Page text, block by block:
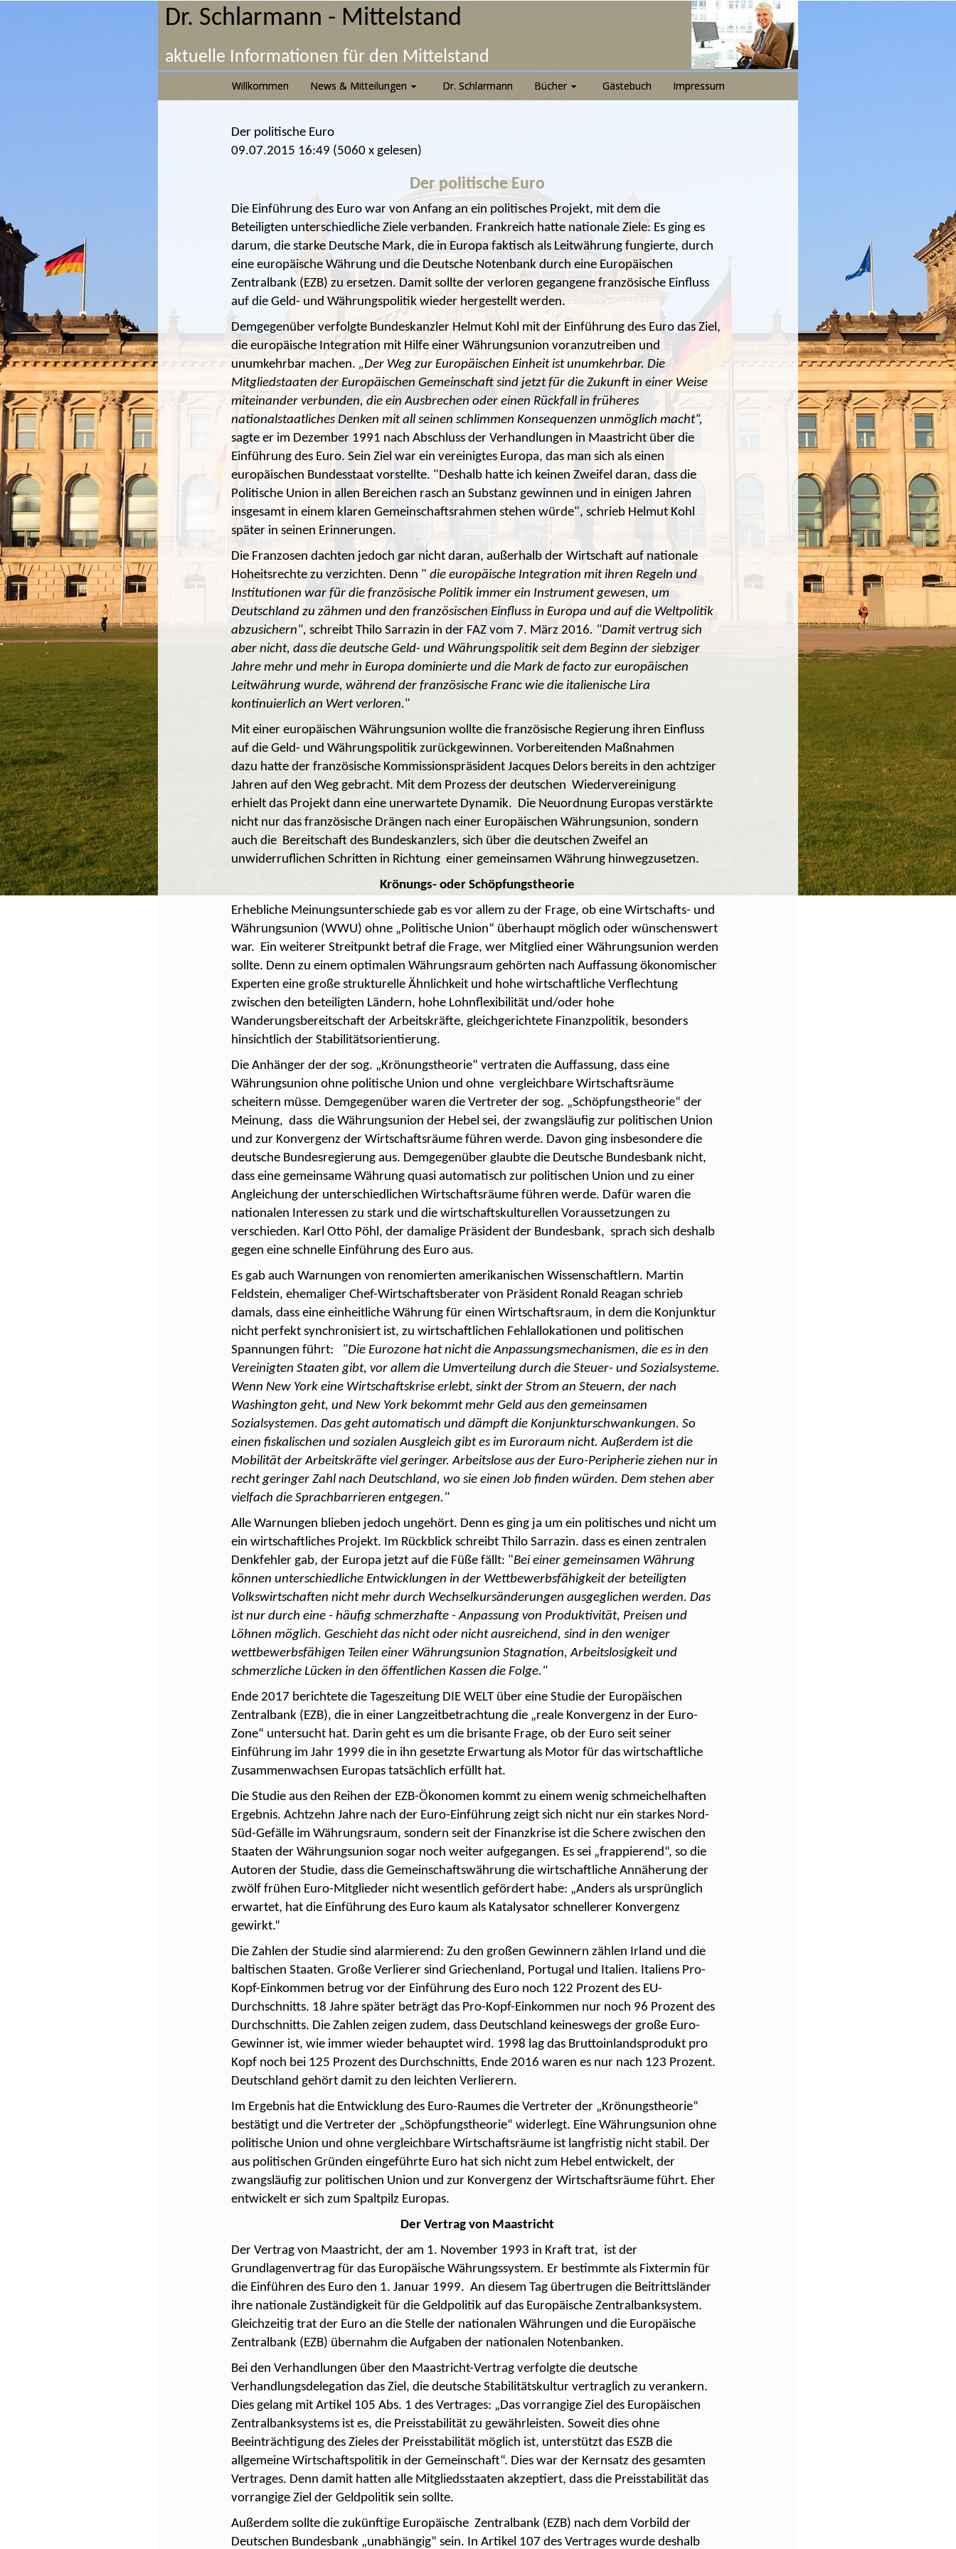
Dr. Schlarmann - Mittelstand
aktuelle Informationen für den Mittelstand
Willkommen News & Mitteilungen Dr. Schlarmann Bücher Gästebuch Impressum
Der politische Euro
09.07.2015 16:49 (5060 x gelesen)
Der politische Euro
Die Einführung des Euro war von Anfang an ein politisches Projekt, mit dem die
Beteiligten unterschiedliche Ziele verbanden. Frankreich hatte nationale Ziele: Es ging es
darum, die starke Deutsche Mark, die in Europa faktisch als Leitwährung fungierte, durch
eine europäische Währung und die Deutsche Notenbank durch eine Europäischen
Zentralbank (EZB) zu ersetzen. Damit sollte der verloren gegangene französische Einfluss
auf die Geld- und Währungspolitik wieder hergestellt werden.
Demgegenüber verfolgte Bundeskanzler Helmut Kohl mit der Einführung des Euro das Ziel,
die europäische Integration mit Hilfe einer Währungsunion voranzutreiben und
unumkehrbar machen. „Der Weg zur Europäischen Einheit ist unumkehrbar. Die
Mitgliedstaaten der Europäischen Gemeinschaft sind jetzt für die Zukunft in einer Weise
miteinander verbunden, die ein Ausbrechen oder einen Rückfall in früheres
nationalstaatliches Denken mit all seinen schlimmen Konsequenzen unmöglich macht“,
sagte er im Dezember 1991 nach Abschluss der Verhandlungen in Maastricht über die
Einführung des Euro. Sein Ziel war ein vereinigtes Europa, das man sich als einen
europäischen Bundesstaat vorstellte. "Deshalb hatte ich keinen Zweifel daran, dass die
Politische Union in allen Bereichen rasch an Substanz gewinnen und in einigen Jahren
insgesamt in einem klaren Gemeinschaftsrahmen stehen würde", schrieb Helmut Kohl
später in seinen Erinnerungen.
Die Franzosen dachten jedoch gar nicht daran, außerhalb der Wirtschaft auf nationale
Hoheitsrechte zu verzichten. Denn " die europäische Integration mit ihren Regeln und
Institutionen war für die französische Politik immer ein Instrument gewesen, um
Deutschland zu zähmen und den französischen Einfluss in Europa und auf die Weltpolitik
abzusichern", schreibt Thilo Sarrazin in der FAZ vom 7. März 2016. "Damit vertrug sich
aber nicht, dass die deutsche Geld- und Währungspolitik seit dem Beginn der siebziger
Jahre mehr und mehr in Europa dominierte und die Mark de facto zur europäischen
Leitwährung wurde, während der französische Franc wie die italienische Lira
kontinuierlich an Wert verloren."
Mit einer europäischen Währungsunion wollte die französische Regierung ihren Einfluss
auf die Geld- und Währungspolitik zurückgewinnen. Vorbereitenden Maßnahmen
dazu hatte der französische Kommissionspräsident Jacques Delors bereits in den achtziger
Jahren auf den Weg gebracht. Mit dem Prozess der deutschen Wiedervereinigung
erhielt das Projekt dann eine unerwartete Dynamik. Die Neuordnung Europas verstärkte
nicht nur das französische Drängen nach einer Europäischen Währungsunion, sondern
auch die Bereitschaft des Bundeskanzlers, sich über die deutschen Zweifel an
unwiderruflichen Schritten in Richtung einer gemeinsamen Währung hinwegzusetzen.
Krönungs- oder Schöpfungstheorie
Erhebliche Meinungsunterschiede gab es vor allem zu der Frage, ob eine Wirtschafts- und
Währungsunion (WWU) ohne „Politische Union“ überhaupt möglich oder wünschenswert
war. Ein weiterer Streitpunkt betraf die Frage, wer Mitglied einer Währungsunion werden
sollte. Denn zu einem optimalen Währungsraum gehörten nach Auffassung ökonomischer
Experten eine große strukturelle Ähnlichkeit und hohe wirtschaftliche Verflechtung
zwischen den beteiligten Ländern, hohe Lohnflexibilität und/oder hohe
Wanderungsbereitschaft der Arbeitskräfte, gleichgerichtete Finanzpolitik, besonders
hinsichtlich der Stabilitätsorientierung.
Die Anhänger der der sog. „Krönungstheorie“ vertraten die Auffassung, dass eine
Währungsunion ohne politische Union und ohne vergleichbare Wirtschaftsräume
scheitern müsse. Demgegenüber waren die Vertreter der sog. „Schöpfungstheorie“ der
Meinung, dass die Währungsunion der Hebel sei, der zwangsläufig zur politischen Union
und zur Konvergenz der Wirtschaftsräume führen werde. Davon ging insbesondere die
deutsche Bundesregierung aus. Demgegenüber glaubte die Deutsche Bundesbank nicht,
dass eine gemeinsame Währung quasi automatisch zur politischen Union und zu einer
Angleichung der unterschiedlichen Wirtschaftsräume führen werde. Dafür waren die
nationalen Interessen zu stark und die wirtschaftskulturellen Voraussetzungen zu
verschieden. Karl Otto Pöhl, der damalige Präsident der Bundesbank, sprach sich deshalb
gegen eine schnelle Einführung des Euro aus.
Es gab auch Warnungen von renomierten amerikanischen Wissenschaftlern. Martin
Feldstein, ehemaliger Chef-Wirtschaftsberater von Präsident Ronald Reagan schrieb
damals, dass eine einheitliche Währung für einen Wirtschaftsraum, in dem die Konjunktur
nicht perfekt synchronisiert ist, zu wirtschaftlichen Fehlallokationen und politischen
Spannungen führt:
"Die Eurozone hat nicht die Anpassungsmechanismen, die es in den
Vereinigten Staaten gibt, vor allem die Umverteilung durch die Steuer- und Sozialsysteme.
Wenn New York eine Wirtschaftskrise erlebt, sinkt der Strom an Steuern, der nach
Washington geht, und New York bekommt mehr Geld aus den gemeinsamen
Sozialsystemen. Das geht automatisch und dämpft die Konjunkturschwankungen. So
einen fiskalischen und sozialen Ausgleich gibt es im Euroraum nicht. Außerdem ist die
Mobilität der Arbeitskräfte viel geringer. Arbeitslose aus der Euro-Peripherie ziehen nur in
recht geringer Zahl nach Deutschland, wo sie einen Job finden würden. Dem stehen aber
vielfach die Sprachbarrieren entgegen."
Alle Warnungen blieben jedoch ungehört. Denn es ging ja um ein politisches und nicht um
ein wirtschaftliches Projekt. Im Rückblick schreibt Thilo Sarrazin. dass es einen zentralen
Denkfehler gab, der Europa jetzt auf die Füße fällt: "Bei einer gemeinsamen Währung
können unterschiedliche Entwicklungen in der Wettbewerbsfähigkeit der beteiligten
Volkswirtschaften nicht mehr durch Wechselkursänderungen ausgeglichen werden. Das
ist nur durch eine - häufig schmerzhafte - Anpassung von Produktivität, Preisen und
Löhnen möglich. Geschieht das nicht oder nicht ausreichend, sind in den weniger
wettbewerbsfähigen Teilen einer Währungsunion Stagnation, Arbeitslosigkeit und
schmerzliche Lücken in den öffentlichen Kassen die Folge."
Ende 2017 berichtete die Tageszeitung DIE WELT über eine Studie der Europäischen
Zentralbank (EZB), die in einer Langzeitbetrachtung die „reale Konvergenz in der Euro-
Zone“ untersucht hat. Darin geht es um die brisante Frage, ob der Euro seit seiner
Einführung im Jahr 1999 die in ihn gesetzte Erwartung als Motor für das wirtschaftliche
Zusammenwachsen Europas tatsächlich erfüllt hat.
Die Studie aus den Reihen der EZB-Ökonomen kommt zu einem wenig schmeichelhaften
Ergebnis. Achtzehn Jahre nach der Euro-Einführung zeigt sich nicht nur ein starkes Nord-
Süd-Gefälle im Währungsraum, sondern seit der Finanzkrise ist die Schere zwischen den
Staaten der Währungsunion sogar noch weiter aufgegangen. Es sei „frappierend“, so die
Autoren der Studie, dass die Gemeinschaftswährung die wirtschaftliche Annäherung der
zwölf frühen Euro-Mitglieder nicht wesentlich gefördert habe: „Anders als ursprünglich
erwartet, hat die Einführung des Euro kaum als Katalysator schnellerer Konvergenz
gewirkt.“
Die Zahlen der Studie sind alarmierend: Zu den großen Gewinnern zählen Irland und die
baltischen Staaten. Große Verlierer sind Griechenland, Portugal und Italien. Italiens Pro-
Kopf-Einkommen betrug vor der Einführung des Euro noch 122 Prozent des EU-
Durchschnitts. 18 Jahre später beträgt das Pro-Kopf-Einkommen nur noch 96 Prozent des
Durchschnitts. Die Zahlen zeigen zudem, dass Deutschland keineswegs der große Euro-
Gewinner ist, wie immer wieder behauptet wird. 1998 lag das Bruttoinlandsprodukt pro
Kopf noch bei 125 Prozent des Durchschnitts, Ende 2016 waren es nur nach 123 Prozent.
Deutschland gehört damit zu den leichten Verlierern.
Im Ergebnis hat die Entwicklung des Euro-Raumes die Vertreter der „Krönungstheorie“
bestätigt und die Vertreter der „Schöpfungstheorie“ widerlegt. Eine Währungsunion ohne
politische Union und ohne vergleichbare Wirtschaftsräume ist langfristig nicht stabil. Der
aus politischen Gründen eingeführte Euro hat sich nicht zum Hebel entwickelt, der
zwangsläufig zur politischen Union und zur Konvergenz der Wirtschaftsräume führt. Eher
entwickelt er sich zum Spaltpilz Europas.
Der Vertrag von Maastricht
Der Vertrag von Maastricht, der am 1. November 1993 in Kraft trat, ist der
Grundlagenvertrag für das Europäische Währungssystem. Er bestimmte als Fixtermin für
die Einführen des Euro den 1. Januar 1999. An diesem Tag übertrugen die Beitrittsländer
ihre nationale Zuständigkeit für die Geldpolitik auf das Europäische Zentralbanksystem.
Gleichzeitig trat der Euro an die Stelle der nationalen Währungen und die Europäische
Zentralbank (EZB) übernahm die Aufgaben der nationalen Notenbanken.
Bei den Verhandlungen über den Maastricht-Vertrag verfolgte die deutsche
Verhandlungsdelegation das Ziel, die deutsche Stabilitätskultur vertraglich zu verankern.
Dies gelang mit Artikel 105 Abs. 1 des Vertrages: „Das vorrangige Ziel des Europäischen
Zentralbanksystems ist es, die Preisstabilität zu gewährleisten. Soweit dies ohne
Beeinträchtigung des Zieles der Preisstabilität möglich ist, unterstützt das ESZB die
allgemeine Wirtschaftspolitik in der Gemeinschaft“. Dies war der Kernsatz des gesamten
Vertrages. Denn damit hatten alle Mitgliedsstaaten akzeptiert, dass die Preisstabilität das
vorrangige Ziel der Geldpolitik sein sollte.
Außerdem sollte die zukünftige Europäische Zentralbank (EZB) nach dem Vorbild der
Deutschen Bundesbank „unabhängig“ sein. In Artikel 107 des Vertrages wurde deshalb